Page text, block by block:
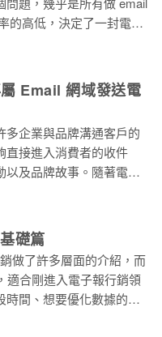
天為了演算法更新而失
保險。 拿回跟客
名單，你隨
為何 Email 互
是入口，真正能產生商
到的內容」，系統會對
）加分，往後的郵件更容
轉換率反映的是整體流
與度則是長期指標，反映
標要一起看，才能找到真
Email 網域發送電
多企業與品牌溝通客戶的
直接進入消費者的收件
以及品牌故事。隨著電子
於使用一般的免費郵件網
），Email 專屬網域可以
率 在電
礎篇
做了許多層面的介紹，而
適合剛進入電子報行銷領
時間、想要優化數據的，